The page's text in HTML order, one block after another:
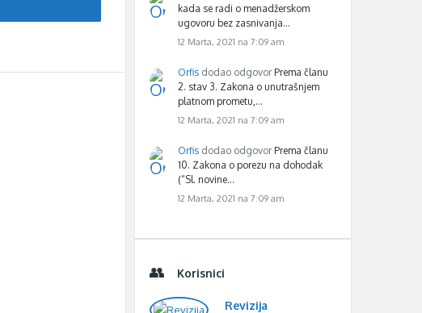
kada se radi o menadžerskom
ugovoru bez zasnivanja…
12 Marta, 2021 na 7:09 am
Orfis dodao odgovor Prema članu
2. stav 3. Zakona o unutrašnjem
platnom prometu,…
12 Marta, 2021 na 7:09 am
Orfis dodao odgovor Prema članu
10. Zakona o porezu na dohodak
(“Sl. novine…
12 Marta, 2021 na 7:09 am
Korisnici
Revizija